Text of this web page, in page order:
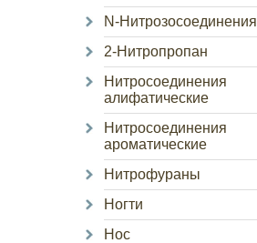
N-Нитрозосоединения
2-Нитропропан
Нитросоединения
алифатические
Нитросоединения
ароматические
Нитрофураны
Ногти
Нос